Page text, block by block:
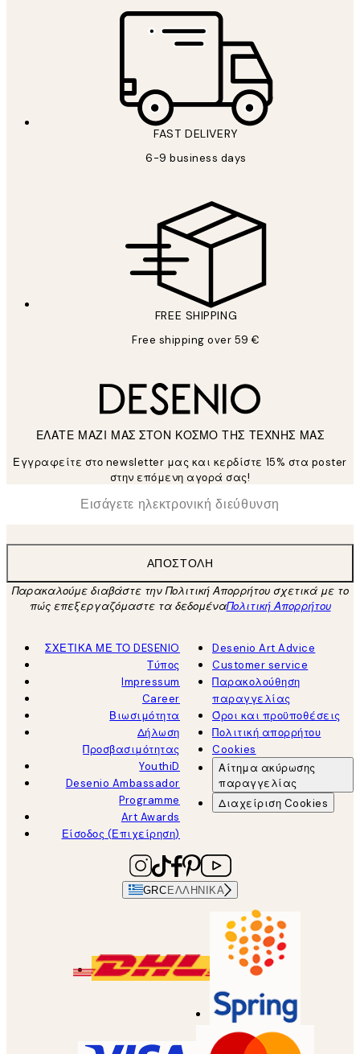
FAST DELIVERY
6-9 business days
FREE SHIPPING
Free shipping over 59 €
ΕΛΑΤΕ ΜΑΖΙ ΜΑΣ ΣΤΟΝ ΚΟΣΜΟ ΤΗΣ ΤΕΧΝΗΣ ΜΑΣ
Εγγραφείτε στο newsletter μας και κερδίστε 15% στα poster
στην επόμενη αγορά σας!
Ηλεκτρονική Διεύθυνση
ΑΠΟΣΤΟΛΉ
Παρακαλούμε διαβάστε την Πολιτική Απορρήτου σχετικά με το
πώς επεξεργαζόμαστε τα δεδομέναΠολιτική Απορρήτου
ΣΧΕΤΙΚΑ ΜΕ ΤΟ DESENIO
Τύπος
Impressum
Career
Βιωσιμότητα
Δήλωση
Προσβασιμότητας
YouthiD
Desenio Ambassador
Programme
Art Awards
Είσοδος (Επιχείρηση)
Desenio Art Advice
Customer service
Παρακολούθηση
παραγγελίας
Όροι και προϋποθέσεις
Πολιτική απορρήτου
Cookies
Αίτημα ακύρωσης
παραγγελίας
Διαχείριση Cookies
GRCΕΛΛΗΝΙΚΆ